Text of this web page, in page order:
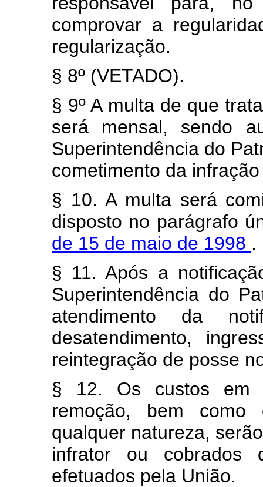
comprovar a
regularização.
§ 8º (VETADO).
§ 9º A multa de que
será mensal, sendo
Superintendência do
cometimento da
§ 10. A multa será
disposto no parágrafo
de 15 de maio de 1998 .
§ 11. Após a
Superintendência do
atendimento da
desatendimento,
reintegração de posse
§ 12. Os custos em
remoção, bem como
qualquer natureza,
infrator ou
efetuados pela União.